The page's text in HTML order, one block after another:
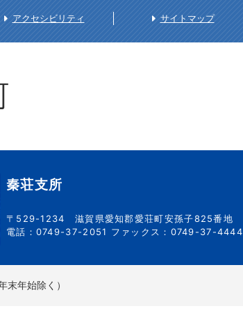
アクセシビリティ サイトマップ
秦荘支所
〒529-1234 滋賀県愛知郡愛荘町安孫子825番地
電話：0749-37-2051 ファックス：0749-37-4444
末年始除く）